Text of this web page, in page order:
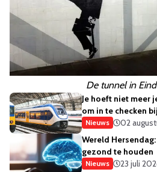
De tunnel in
Je hoeft niet meer
om in te checken
Nieuws
02
Wereld
gezond te houden
Nieuws
23 juli